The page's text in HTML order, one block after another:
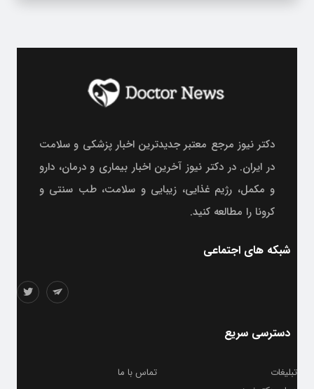
دکتر نیوز مرجع معتبر جدیدترین اخبار پزشکی و سلامت
در ایران. در دکتر نیوز آخرین اخبار بیماری و درمان، دارو
و مکمل، رژیم غذایی، زیبایی و سلامت، طب سنتی و
کرونا را مطالعه کنید.
شبکه های اجتماعی
دسترسی سریع
تبلیغات
تماس با ما